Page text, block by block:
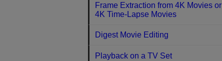
Frame Extraction from 4K Movies or
4K Time-Lapse Movies
Digest Movie Editing
Playback on a TV Set